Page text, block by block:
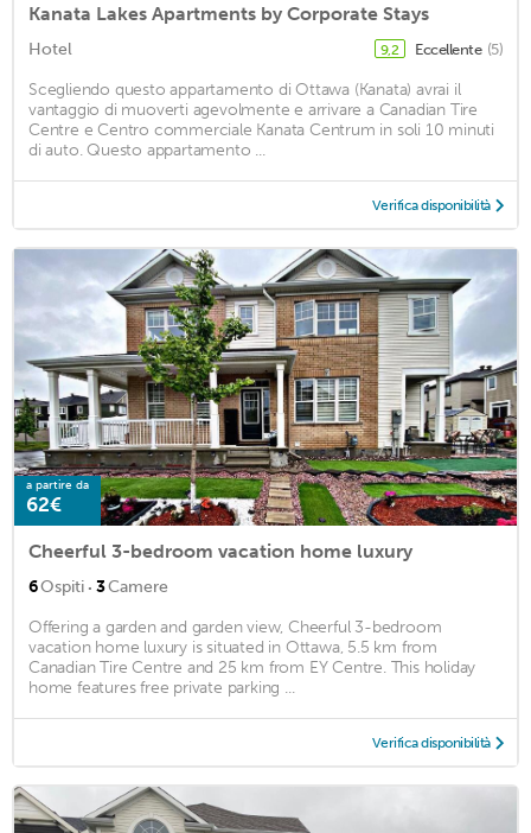
Kanata Lakes Apartments by Corporate Stays
Hotel 9,2 Eccellente (5)
Scegliendo questo appartamento di Ottawa (Kanata) avrai il
vantaggio di muoverti agevolmente e arrivare a Canadian Tire
Centre e Centro commerciale Kanata Centrum in soli 10 minuti
di auto. Questo appartamento ...
Verifica disponibilità
a partire da
62€
Cheerful 3-bedroom vacation home luxury
6Ospiti · 3Camere
Offering a garden and garden view, Cheerful 3-bedroom
vacation home luxury is situated in Ottawa, 5.5 km from
Canadian Tire Centre and 25 km from EY Centre. This holiday
home features free private parking ...
Verifica disponibilità